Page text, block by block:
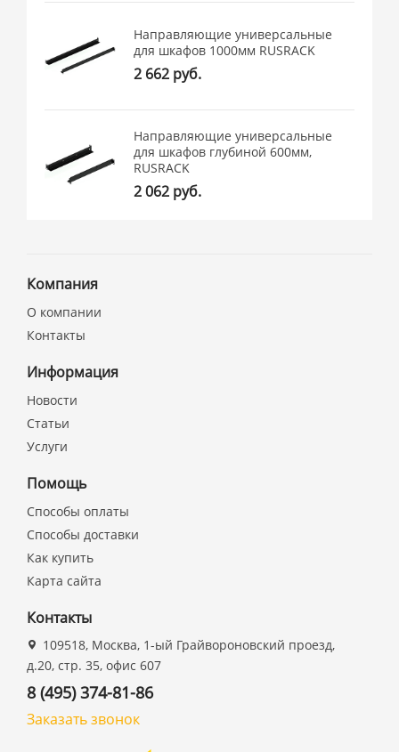
Направляющие универсальные
для шкафов 1000мм RUSRACK
2 662 руб.
Направляющие универсальные
для шкафов глубиной 600мм,
RUSRACK
2 062 руб.
Компания
О компании
Контакты
Информация
Новости
Статьи
Услуги
Помощь
Способы оплаты
Способы доставки
Как купить
Карта сайта
Контакты
109518, Москва, 1-ый Грайвороновский проезд,
д.20, стр. 35, офис 607
8 (495) 374-81-86
Заказать звонок